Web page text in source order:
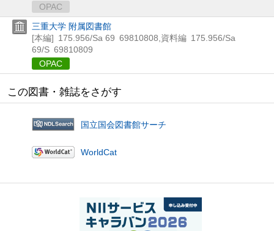
OPAC
三重大学 附属図書館
[本編] 175.956/Sa 69 69810808 資料編 175.956/Sa
69/S 69810809
OPAC
この図書・雑誌をさがす
国立国会図書館サーチ
WorldCat